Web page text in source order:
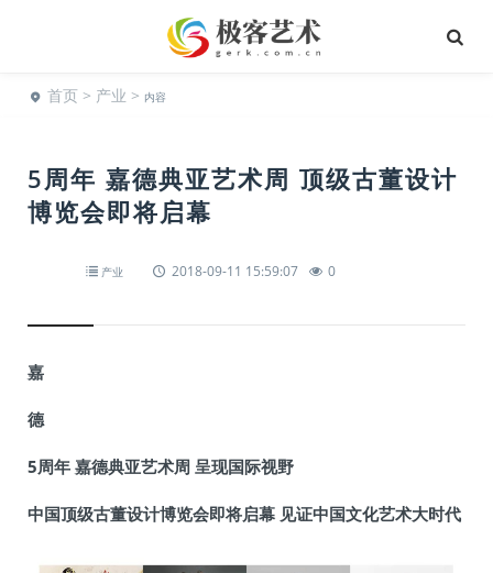
首页 > 产业 > 内容
5周年 嘉德典亚艺术周 顶级古董设计
博览会即将启幕
产业 2018-09-11 15:59:07 0
嘉
德
5周年 嘉德典亚艺术周 呈现国际视野
中国顶级古董设计博览会即将启幕 见证中国文化艺术大时代